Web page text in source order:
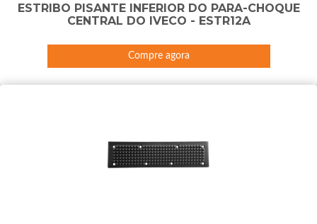
ESTRIBO PISANTE INFERIOR DO PARA-CHOQUE
CENTRAL DO IVECO - ESTR12A
Compre agora